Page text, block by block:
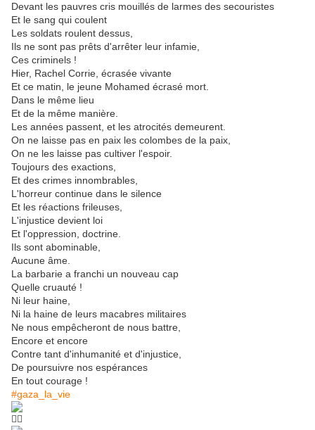
Devant les pauvres cris mouillés de larmes des secouristes
Et le sang qui coulent
Les soldats roulent dessus,
Ils ne sont pas prêts d'arrêter leur infamie,
Ces criminels !
Hier, Rachel Corrie, écrasée vivante
Et ce matin, le jeune Mohamed écrasé mort.
Dans le même lieu
Et de la même manière.
Les années passent, et les atrocités demeurent.
On ne laisse pas en paix les colombes de la paix,
On ne les laisse pas cultiver l'espoir.
Toujours des exactions,
Et des crimes innombrables,
L'horreur continue dans le silence
Et les réactions frileuses,
L'injustice devient loi
Et l'oppression, doctrine.
Ils sont abominable,
Aucune âme.
La barbarie a franchi un nouveau cap
Quelle cruauté !
Ni leur haine,
Ni la haine de leurs macabres militaires
Ne nous empêcheront de nous battre,
Encore et encore
Contre tant d'inhumanité et d'injustice,
De poursuivre nos espérances
En tout courage !
#gaza_la_vie